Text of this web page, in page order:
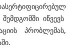
იწვევს
პრობლემას,